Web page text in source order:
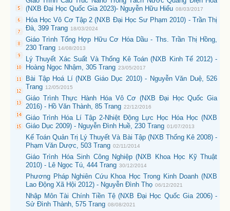
(NXB Đại Học Quốc Gia 2023)- Nguyễn Hữu Hiếu 08/03/2017
Hóa Học Vô Cơ Tập 2 (NXB Đại Học Sư Phạm 2010) - Trần Thị
Đà, 399 Trang 18/03/2024
Giáo Trình Tổng Hợp Hữu Cơ Hóa Dầu - Ths. Trần Thị Hồng,
230 Trang 14/08/2013
Lý Thuyết Xác Suất Và Thống Kê Toán (NXB Kinh Tế 2012) -
Hoàng Ngọc Nhậm, 305 Trang 23/05/2017
Bài Tập Hoá Lí (NXB Giáo Dục 2010) - Nguyễn Văn Duệ, 526
Trang 12/05/2015
Giáo Trình Thực Hành Hóa Vô Cơ (NXB Đại Học Quốc Gia
2016) - Hồ Văn Thành, 85 Trang 22/12/2016
Giáo Trình Hóa Lí Tập 2-Nhiệt Động Lực Học Hóa Học (NXB
Giáo Dục 2009) - Nguyễn Đình Huề, 230 Trang 01/07/2013
Kế Toán Quản Trị Lý Thuyết Và Bài Tập (NXB Thống Kê 2008) -
Phạm Văn Dược, 503 Trang 02/11/2014
Giáo Trình Hóa Sinh Công Nghiệp (NXB Khoa Học Kỹ Thuật
2010) - Lê Ngọc Tú, 444 Trang 30/12/2014
Phương Pháp Nghiên Cứu Khoa Học Trong Kinh Doanh (NXB
Lao Động Xã Hội 2012) - Nguyễn Đình Thọ 06/12/2021
Nhập Môn Tài Chính Tiền Tệ (NXB Đại Học Quốc Gia 2006) -
Sử Đình Thành, 575 Trang 08/08/2021